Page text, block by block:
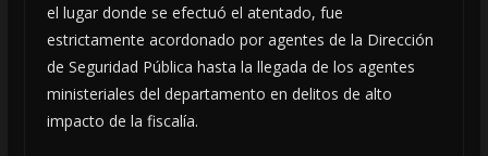
el lugar donde se efectuó el atentado, fue
estrictamente acordonado por agentes de la Dirección
de Seguridad Pública hasta la llegada de los agentes
ministeriales del departamento en delitos de alto
impacto de la fiscalía.